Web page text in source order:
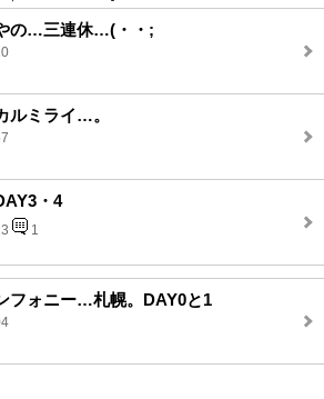
の…三連休…(・・;
ルミライ…。
・4
1
フォニー…札幌。DAY0と1